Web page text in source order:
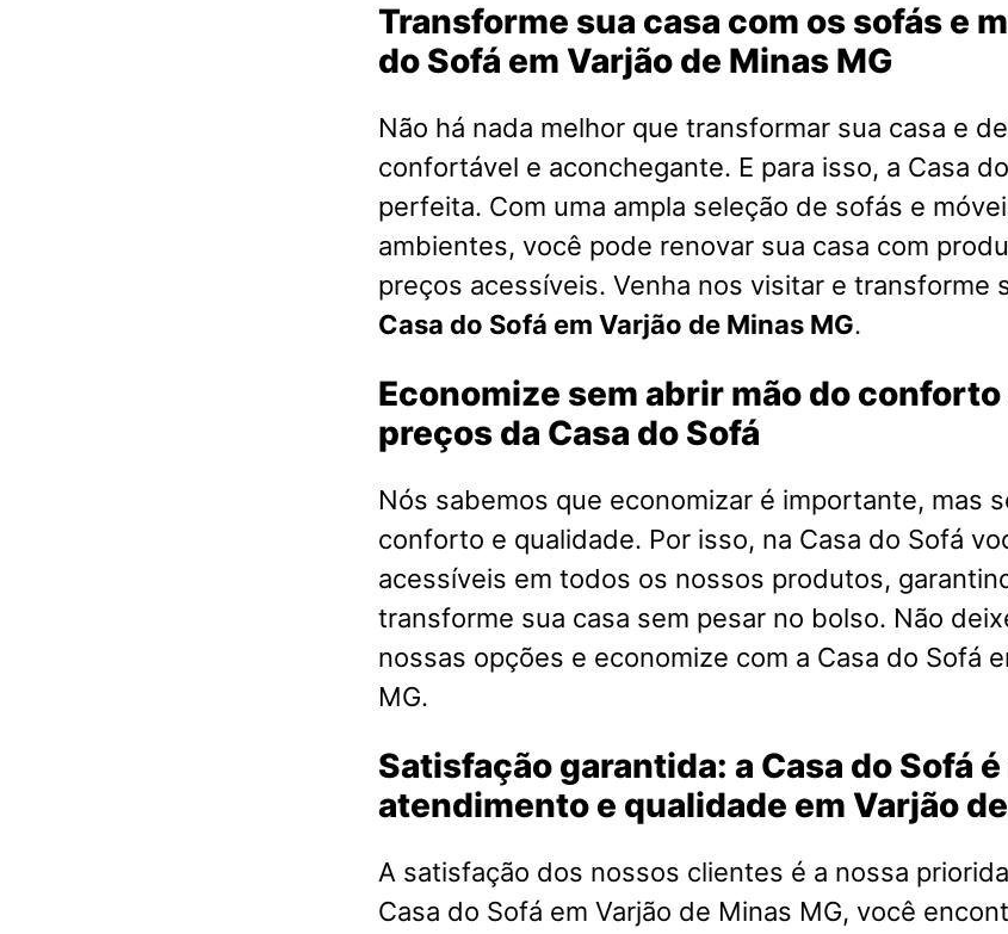
Transforme sua casa com os sofás e
do Sofá em Varjão de Minas MG
Não há nada melhor que transformar sua casa e
confortável e aconchegante. E para isso, a Casa
perfeita. Com uma ampla seleção de sofás e
ambientes, você pode renovar sua casa com
preços acessíveis. Venha nos visitar e transforme
Casa do Sofá em Varjão de Minas MG.
Economize sem abrir mão do
preços da Casa do Sofá
Nós sabemos que economizar é importante, mas
conforto e qualidade. Por isso, na Casa do Sofá
acessíveis em todos os nossos produtos,
transforme sua casa sem pesar no bolso. Não
nossas opções e economize com a Casa do Sofá
MG.
Satisfação garantida: a Casa do Sofá
atendimento e qualidade em Varjão
A satisfação dos nossos clientes é a nossa
Casa do Sofá em Varjão de Minas MG, você